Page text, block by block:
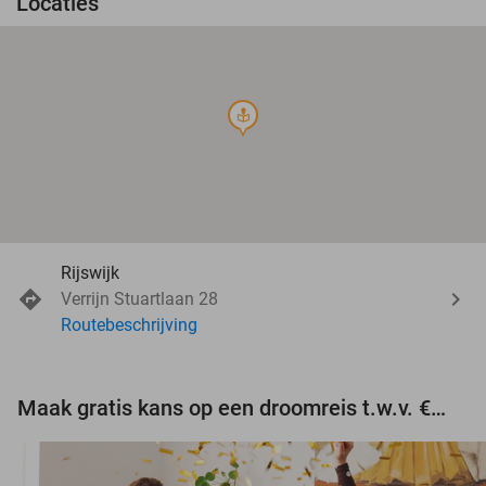
course
Rijswijk
Verrijn Stuartlaan 28
Routebeschrijving
Maak gratis kans op een droomreis t.w.v. €3.000!